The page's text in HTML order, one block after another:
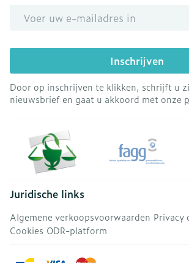
Inschrijven
Door op inschrijven te klikken, schrijft u
nieuwsbrief en gaat u akkoord met onze
Juridische links
Algemene verkoopsvoorwaarden Privacy
Cookies ODR-platform